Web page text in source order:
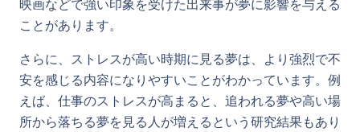
映画などで強い印象を受けた出来事が夢に影響を与える
ことがあります。
さらに、ストレスが高い時期に見る夢は、より強烈で不
安を感じる内容になりやすいことがわかっています。例
えば、仕事のストレスが高まると、追われる夢や高い場
所から落ちる夢を見る人が増えるという研究結果もあり